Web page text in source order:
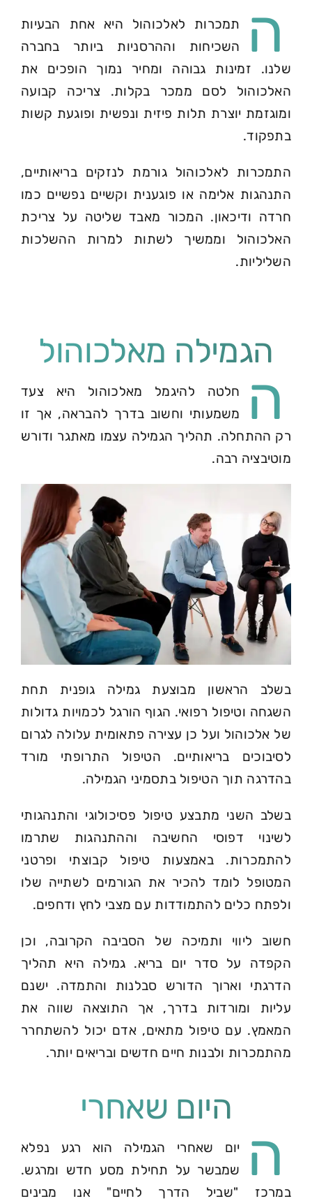
074-7361656
ה
תמכרות לאלכוהול היא אחת הבעיות
השכיחות וההרסניות ביותר בחברה
שלנו. זמינות גבוהה ומחיר נמוך הופכים את
האלכוהול לסם ממכר בקלות. צריכה קבועה
ומוגזמת יוצרת תלות פיזית ונפשית ופוגעת קשות
בתפקוד.
התמכרות לאלכוהול גורמת לנזקים בריאותיים,
התנהגות אלימה או פוגענית וקשיים נפשיים כמו
חרדה ודיכאון. המכור מאבד שליטה על צריכת
האלכוהול וממשיך לשתות למרות ההשלכות
השליליות.
הגמילה מאלכוהול
ה
חלטה להיגמל מאלכוהול היא צעד
משמעותי וחשוב בדרך להבראה, אך זו
רק ההתחלה. תהליך הגמילה עצמו מאתגר ודורש
מוטיבציה רבה.
בשלב הראשון מבוצעת גמילה גופנית תחת
השגחה וטיפול רפואי. הגוף הורגל לכמויות גדולות
של אלכוהול ועל כן עצירה פתאומית עלולה לגרום
לסיבוכים בריאותיים. הטיפול התרופתי מורד
בהדרגה תוך הטיפול בתסמיני הגמילה.
בשלב השני מתבצע טיפול פסיכולוגי והתנהגותי
לשינוי דפוסי החשיבה וההתנהגות שתרמו
להתמכרות. באמצעות טיפול קבוצתי ופרטני
המטופל לומד להכיר את הגורמים לשתייה שלו
ולפתח כלים להתמודדות עם מצבי לחץ ודחפים.
חשוב ליווי ותמיכה של הסביבה הקרובה, וכן
הקפדה על סדר יום בריא. גמילה היא תהליך
הדרגתי וארוך הדורש סבלנות והתמדה. ישנם
עליות ומורדות בדרך, אך התוצאה שווה את
המאמץ. עם טיפול מתאים, אדם יכול להשתחרר
מהתמכרות ולבנות חיים חדשים ובריאים יותר.
היום שאחרי
ה
יום שאחרי הגמילה הוא רגע נפלא
שמבשר על תחילת מסע חדש ומרגש.
במרכז "שביל הדרך לחיים" אנו מבינים